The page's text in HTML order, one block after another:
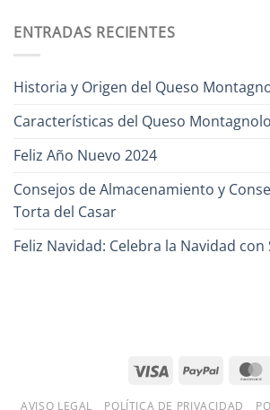
ENTRADAS RECIENTES
Historia y Origen del Queso
Características del Queso Montagnolo
Feliz Año Nuevo 2024
Consejos de Almacenamiento y
Torta del Casar
Feliz Navidad: Celebra la Navidad con
AVISO LEGAL POLÍTICA DE PRIVACIDAD